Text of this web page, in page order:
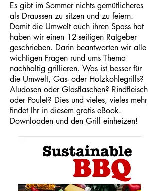
Es gibt im Sommer nichts gemütlicheres
als Draussen zu sitzen und zu feiern.
Damit die Umwelt auch ihren Spass hat
haben wir einen 12-seitigen Ratgeber
geschrieben. Darin beantworten wir alle
wichtigen Fragen rund ums Thema
nachhaltig grillieren. Was ist besser für
die Umwelt, Gas- oder Holzkohlegrills?
Aludosen oder Glasflaschen? Rindfleisch
oder Poulet? Dies und vieles, vieles mehr
findet Ihr in diesem gratis eBook.
Downloaden und den Grill einheizen!